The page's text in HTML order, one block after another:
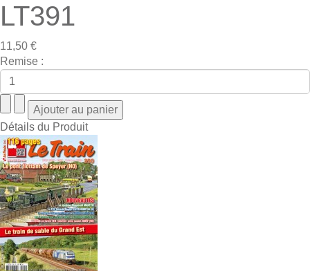
LT391
11,50 €
Remise :
Détails du Produit